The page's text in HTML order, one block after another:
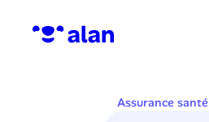
Assurance santé